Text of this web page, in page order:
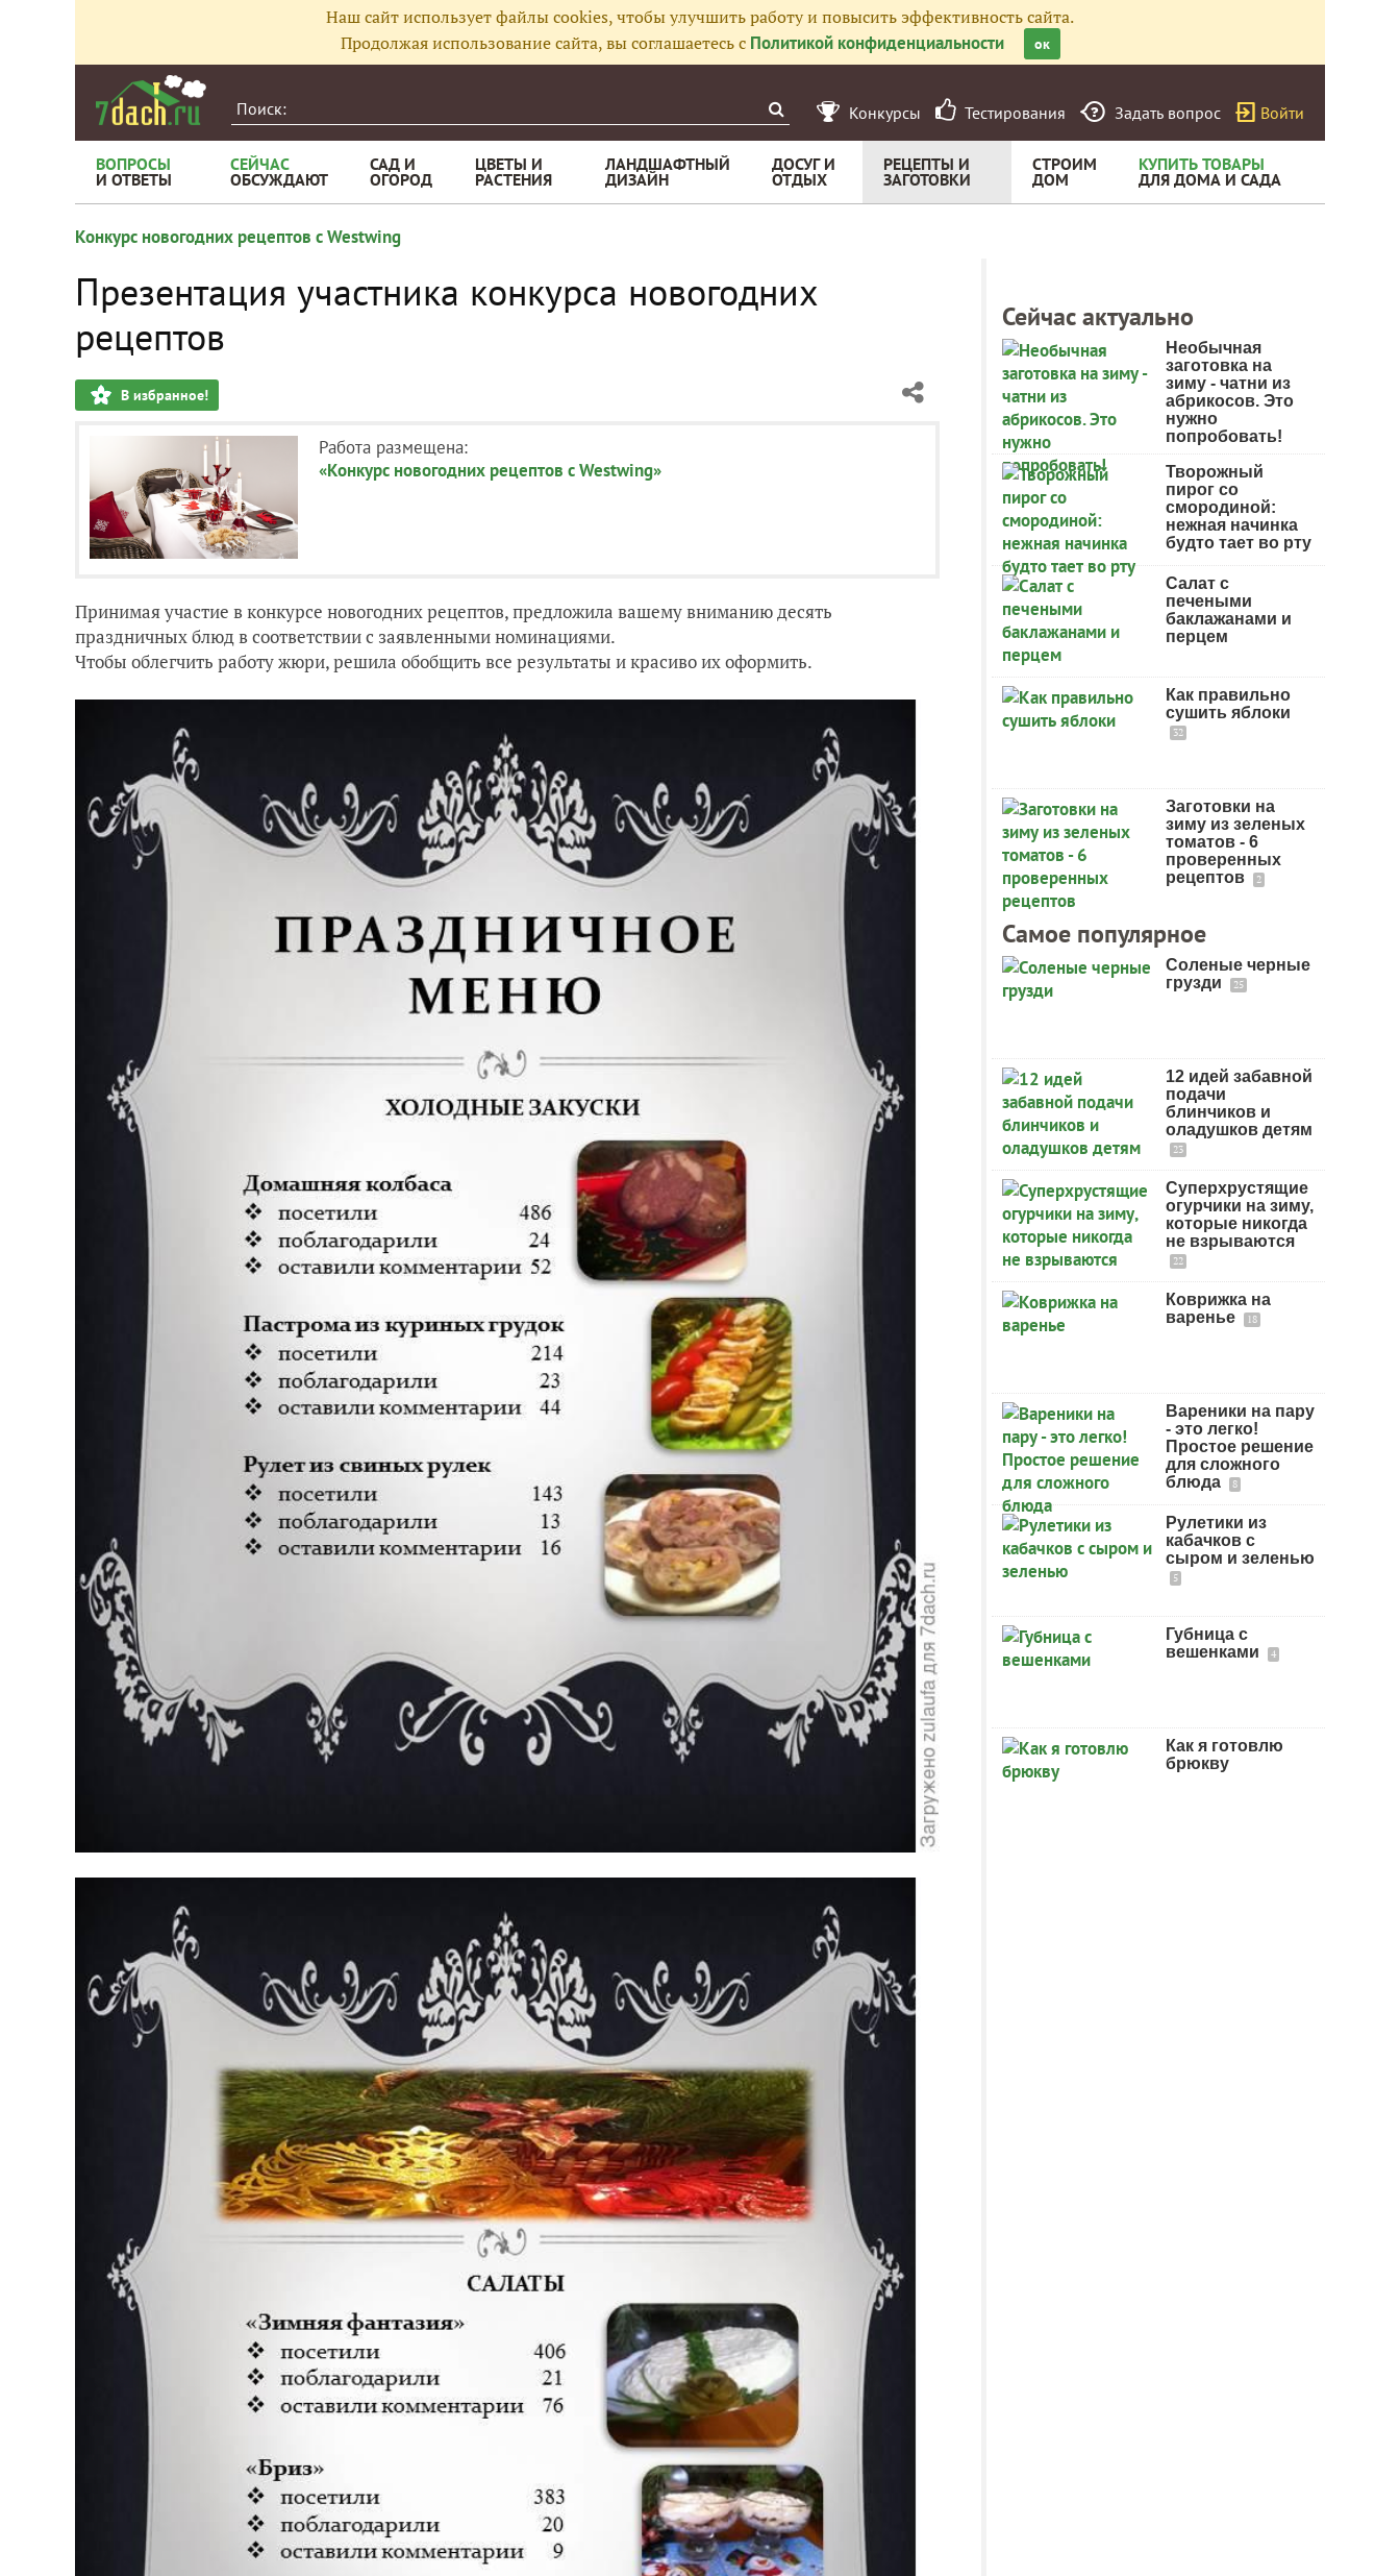
Наш сайт использует файлы cookies, чтобы улучшить работу и повысить эффективность сайта.
Продолжая использование сайта, вы соглашаетесь с Политикой конфиденциальности ок
Конкурсы Тестирования Задать вопрос Войти
ВОПРОСЫ
И ОТВЕТЫ
СЕЙЧАС
ОБСУЖДАЮТ
САД И
ОГОРОД
ЦВЕТЫ И
РАСТЕНИЯ
ЛАНДШАФТНЫЙ
ДИЗАЙН
ДОСУГ И
ОТДЫХ
РЕЦЕПТЫ И
ЗАГОТОВКИ
СТРОИМ
ДОМ
КУПИТЬ ТОВАРЫ
ДЛЯ ДОМА И САДА
Конкурс новогодних рецептов с Westwing
Презентация участника конкурса новогодних
рецептов
В избранное!
Работа размещена:
«Конкурс новогодних рецептов с Westwing»
Принимая участие в конкурсе новогодних рецептов, предложила вашему вниманию десять
праздничных блюд в соответствии с заявленными номинациями.
Чтобы облегчить работу жюри, решила обобщить все результаты и красиво их оформить.
Сейчас актуально
Необычная
заготовка на
зиму - чатни из
абрикосов. Это
нужно
попробовать!
Творожный
пирог со
смородиной:
нежная начинка
будто тает во рту
Салат с
печеными
баклажанами и
перцем
Как правильно
сушить яблоки
32
Заготовки на
зиму из зеленых
томатов - 6
проверенных
рецептов
2
Самое популярное
Соленые черные
грузди
25
12 идей забавной
подачи
блинчиков и
оладушков детям
23
Суперхрустящие
огурчики на зиму,
которые никогда
не взрываются
22
Коврижка на
варенье
18
Вареники на пару
- это легко!
Простое решение
для сложного
блюда
8
Рулетики из
кабачков с
сыром и зеленью
5
Губница с
вешенками
4
Как я готовлю
брюкву